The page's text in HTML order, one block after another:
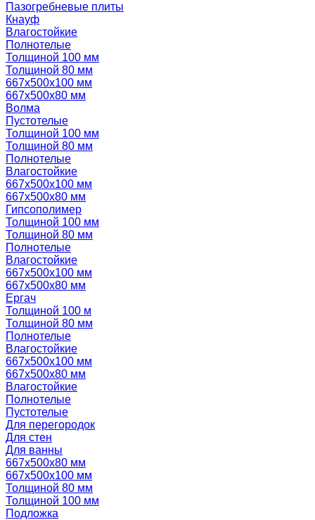
Пазогребневые плиты
Кнауф
Влагостойкие
Полнотелые
Толщиной 100 мм
Толщиной 80 мм
667х500х100 мм
667х500х80 мм
Волма
Пустотелые
Толщиной 100 мм
Толщиной 80 мм
Полнотелые
Влагостойкие
667х500х100 мм
667х500х80 мм
Гипсополимер
Толщиной 100 мм
Толщиной 80 мм
Полнотелые
Влагостойкие
667х500х100 мм
667х500х80 мм
Ергач
Толщиной 100 м
Толщиной 80 мм
Полнотелые
Влагостойкие
667х500х100 мм
667х500х80 мм
Влагостойкие
Полнотелые
Пустотелые
Для перегородок
Для стен
Для ванны
667х500х80 мм
667х500х100 мм
Толщиной 80 мм
Толщиной 100 мм
Подложка